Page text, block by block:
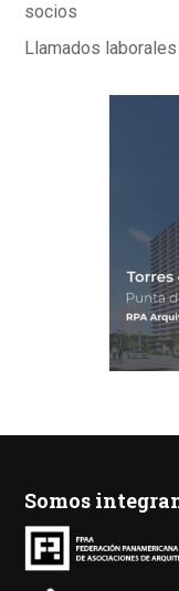
socios
Llamados
Somos